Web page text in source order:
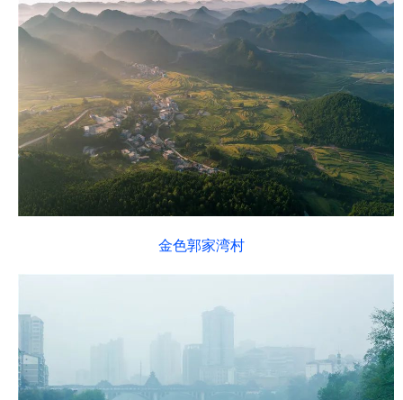
金色郭家湾村